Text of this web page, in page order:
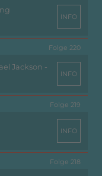
INFO
Folge 220
Jackson -
INFO
Folge 219
INFO
Folge 218